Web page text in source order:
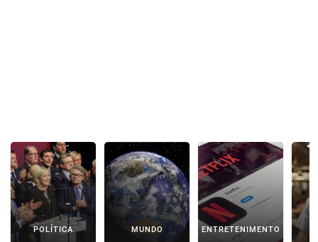
POLÍTICA MUNDO ENTRETENIMENTO